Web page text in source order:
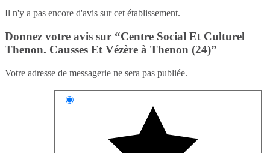
Il n'y a pas encore d'avis sur cet établissement.
Donnez votre avis sur “Centre Social Et Culturel
Thenon. Causses Et Vézère à Thenon (24)”
Votre adresse de messagerie ne sera pas publiée.